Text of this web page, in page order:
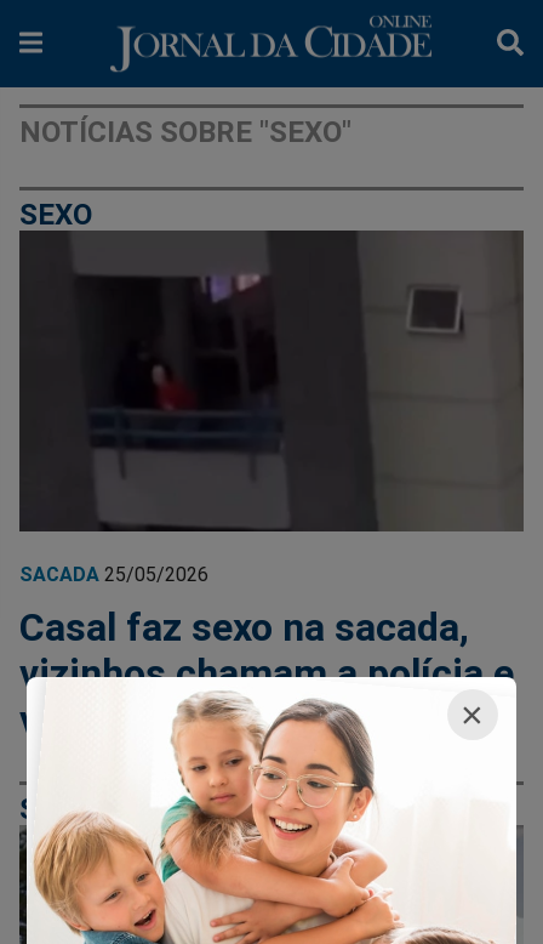
×
NOTÍCIAS SOBRE "SEXO"
SEXO
SACADA 25/05/2026
Casal faz sexo na sacada,
vizinhos chamam a polícia e
vídeo viraliza (veja o vídeo)
SBT